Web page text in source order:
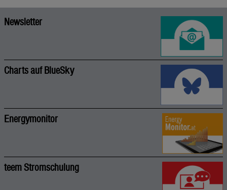
Newsletter
Charts auf BlueSky
Energymonitor
teem Stromschulung